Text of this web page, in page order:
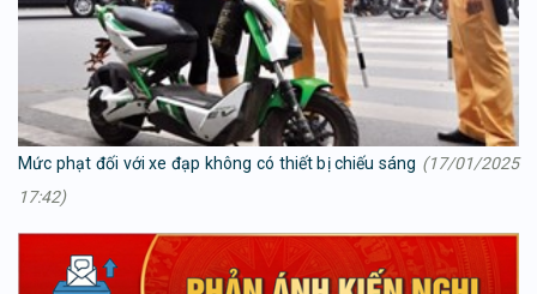
Mức phạt đối với xe đạp không có thiết bị chiếu sáng (17/01/2025
17:42)